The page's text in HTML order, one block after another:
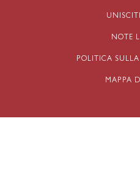
NOTE
POLITICA SULLA
MAPPA